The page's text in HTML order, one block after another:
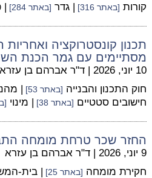
קורות [באתר 316] | גדר [באתר 284] |
תכנון קונסטרוקציה
מסתיימים עם גמר הכנת
10 יוני, 2026 | ד"ר אברהם בן עזרא
חוק התכנון והבנייה [באתר 53] |
חישובים סטטיים [באתר 38] | מינוי
החזר שכר טרחת מומחה
9 יוני, 2026 | ד"ר אברהם בן עזרא
חקירת מומחה [באתר 25] | בית-